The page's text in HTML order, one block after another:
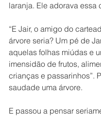
laranja. Ele adorava essa
“E Jair, o amigo do
árvore seria? Um pé de
aquelas folhas miúdas e
imensidão de frutos,
crianças e passarinhos”.
saudade uma árvore.
E passou a pensar